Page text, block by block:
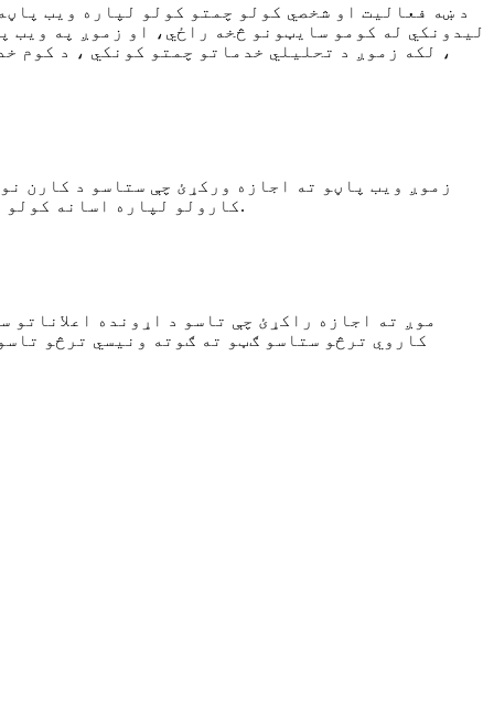
د ښه فعالیت او شخصي کولو چمتو کولو لپاره ویب
لیدونکي له کومو سایټونو څخه راځي، او زموږ په ویب
، لکه زموږ د تحلیلي خدماتو چمتو کونکي ، د کوم
زموږ ویب پاڼو ته اجازه ورکړئ چې ستاسو د کارن
کارولو لپاره اسانه کولو لپاره کارول کیږي. که تاسو دې کوکیز ته اجازه نه ورکوئ، نو ځینې یا ټولې ځانګړتیاوې ممکن کار ونه کړي.
موږ ته اجازه راکړئ چې تاسو د اړونده اعلاناتو
کاروي ترڅو ستاسو ګټو ته ګوته ونیسي ترڅو